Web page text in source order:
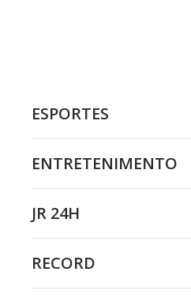
ESPORTES
ENTRETENIMENTO
JR 24H
RECORD